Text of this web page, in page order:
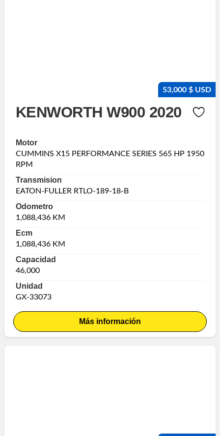
53,000 $ USD
KENWORTH W900 2020
Motor
CUMMINS X15 PERFORMANCE SERIES 565 HP 1950
RPM
Transmision
EATON-FULLER RTLO-189-18-B
Odometro
1,088,436 KM
Ecm
1,088,436 KM
Capacidad
46,000
Unidad
GX-33073
Más información